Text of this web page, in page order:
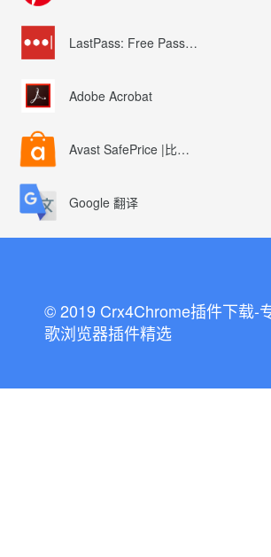
LastPass: Free Password Manager
Adobe Acrobat
Avast SafePrice |比较、交易、优惠券
Google 翻译
© 2019 Crx4Chrome插件下载-
歌浏览器插件精选